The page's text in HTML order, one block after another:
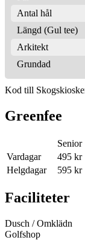
Antal hål
Längd (Gul tee)
Arkitekt
Grundad
Kod till
Greenfee
Senior
Vardagar
495 kr
Helgdagar
595 kr
Faciliteter
Dusch / Omklädn
Golfshop